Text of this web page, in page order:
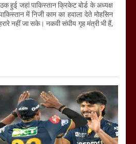
हुई जहां पाकिस्तान क्रिकेट बोर्ड के अध्यक्ष
में निजी काम का हवाला देते मोहसिन
नहीं जा सके। नकवी संघीय गृह मंत्री भी हैं,